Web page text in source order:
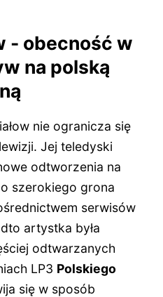
- obecność w
na polską
nie ogranicza się
Jej teledyski
odtworzenia na
szerokiego grona
serwisów
artystka była
odtwarzanych
LP3 Polskiego
się w sposób